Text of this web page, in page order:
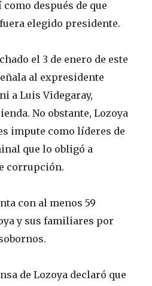
como después de que
elegido presidente.
el 3 de enero de este
al expresidente
a Luis Videgaray,
No obstante, Lozoya
impute como líderes de
que lo obligó a
corrupción.
con al menos 59
y sus familiares por
de Lozoya declaró que